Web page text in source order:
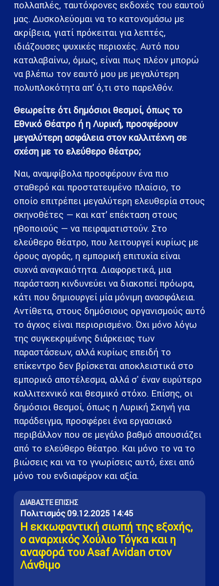
πολλαπλές, ταυτόχρονες εκδοχές του εαυτού
μας. Δυσκολεύομαι να το κατονομάσω με
ακρίβεια, γιατί πρόκειται για λεπτές,
ιδιάζουσες ψυχικές περιοχές. Αυτό που
καταλαβαίνω, όμως, είναι πως πλέον μπορώ
να βλέπω τον εαυτό μου με μεγαλύτερη
πολυπλοκότητα απ’ ό,τι στο παρελθόν.
Θεωρείτε ότι δημόσιοι θεσμοί, όπως το
Εθνικό Θέατρο ή η Λυρική, προσφέρουν
μεγαλύτερη ασφάλεια στον καλλιτέχνη σε
σχέση με το ελεύθερο θέατρο;
Ναι, αναμφίβολα προσφέρουν ένα πιο
σταθερό και προστατευμένο πλαίσιο, το
οποίο επιτρέπει μεγαλύτερη ελευθερία στους
σκηνοθέτες — και κατ’ επέκταση στους
ηθοποιούς — να πειραματιστούν. Στο
ελεύθερο θέατρο, που λειτουργεί κυρίως με
όρους αγοράς, η εμπορική επιτυχία είναι
συχνά αναγκαιότητα. Διαφορετικά, μια
παράσταση κινδυνεύει να διακοπεί πρόωρα,
κάτι που δημιουργεί μία μόνιμη ανασφάλεια.
Αντίθετα, στους δημόσιους οργανισμούς αυτό
το άγχος είναι περιορισμένο. Όχι μόνο λόγω
της συγκεκριμένης διάρκειας των
παραστάσεων, αλλά κυρίως επειδή το
επίκεντρο δεν βρίσκεται αποκλειστικά στο
εμπορικό αποτέλεσμα, αλλά σ' έναν ευρύτερο
καλλιτεχνικό και θεσμικό στόχο. Επίσης, οι
δημόσιοι θεσμοί, όπως η Λυρική Σκηνή για
παράδειγμα, προσφέρει ένα εργασιακό
περιβάλλον που σε μεγάλο βαθμό απουσιάζει
από το ελεύθερο θέατρο. Και μόνο το να το
βιώσεις και να το γνωρίσεις αυτό, έχει από
μόνο του ενδιαφέρον και αξία.
ΔΙΑΒΑΣΤΕ ΕΠΙΣΗΣ
Πολιτισμός|09.12.2025 14:45
H εκκωφαντική σιωπή της εξοχής,
ο αναρχικός Χούλιο Τόγκα και η
αναφορά του Asaf Avidan στον
Λάνθιμο